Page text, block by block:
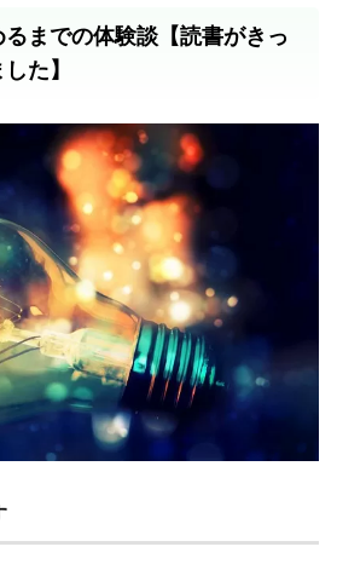
までの体験談【読書がきっ
た】